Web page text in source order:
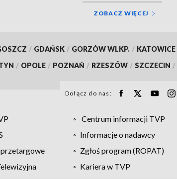
ZOBACZ WIĘCEJ
/ GDAŃSK / GORZÓW WLKP. / KATOWICE
/ OPOLE / POZNAŃ / RZESZÓW / SZCZECIN /
Dołącz do nas:
Centrum informacji TVP
Informacje o nadawcy
przetargowe Zgłoś program (ROPAT)
Kariera w TVP